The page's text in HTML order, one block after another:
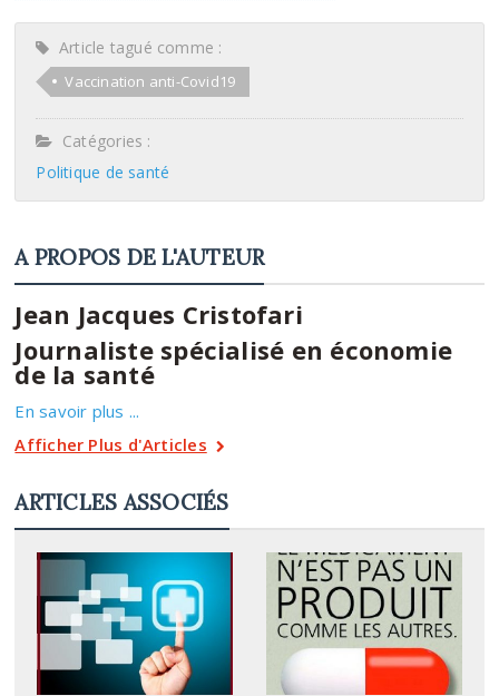
Article tagué comme :
Vaccination anti-Covid19
Catégories :
Politique de santé
A PROPOS DE L'AUTEUR
Jean Jacques Cristofari
Journaliste spécialisé en économie
de la santé
En savoir plus ...
Afficher Plus d'Articles
ARTICLES ASSOCIÉS